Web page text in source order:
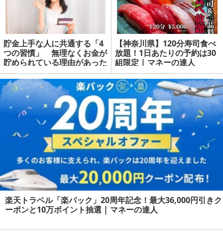
貯金上手な人に共通する「4
つの習慣」 無理なくお金が
貯められている理由があった
【神奈川県】120分寿司食べ
放題！1日あたりの予約は30
組限定 | マネーの達人
楽天トラベル「楽パック」20周年記念！最大36,000円引きク
ーポンと10万ポイント抽選 | マネーの達人